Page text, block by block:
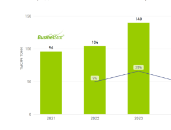
Экспертные опросы.
Материалы участников
мирового рынков.
Результаты исследований
консалтинговых агентств.
данных.